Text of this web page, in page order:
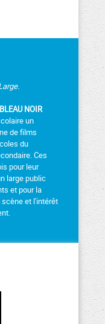
NOIR
un
de films
du
Ces
pour leur
large public
et pour la
et l'intérêt